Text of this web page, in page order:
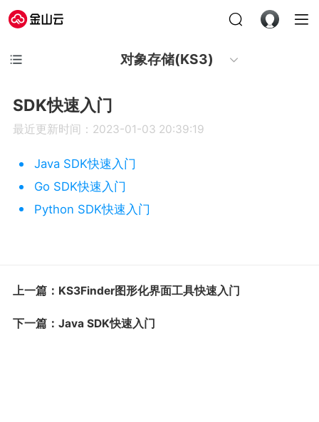
对象存储(KS3)
SDK快速入门
最近更新时间：2023-01-03 20:39:19
Java SDK快速入门
Go SDK快速入门
Python SDK快速入门
上一篇：KS3Finder图形化界面工具快速入门
下一篇：Java SDK快速入门